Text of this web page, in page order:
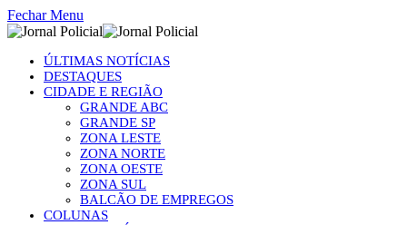
Fechar Menu
ÚLTIMAS NOTÍCIAS
DESTAQUES
CIDADE E REGIÃO
GRANDE ABC
GRANDE SP
ZONA LESTE
ZONA NORTE
ZONA OESTE
ZONA SUL
BALCÃO DE EMPREGOS
COLUNAS